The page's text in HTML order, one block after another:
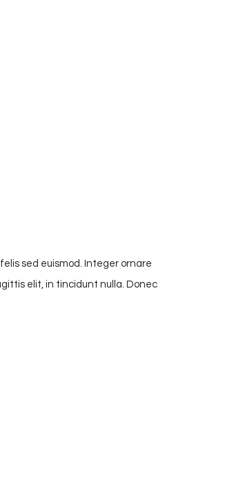
sed euismod. Integer ornare
elit, in tincidunt nulla. Donec